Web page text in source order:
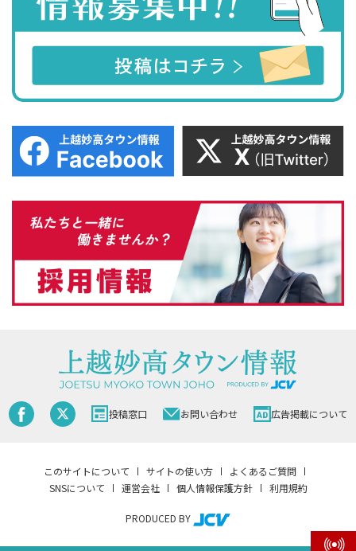
投稿窓口 お問い合わせ 広告掲載について
このサイトについて サイトの使い方
よくあるご質問
SNSについて
運営会社 個人情報保護方針 利用規約
PRODUCED BY